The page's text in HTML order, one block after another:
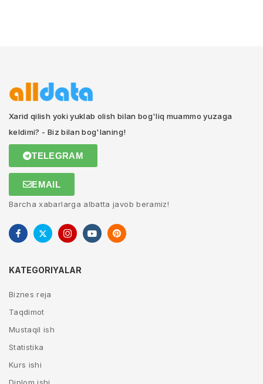
Xarid qilish yoki yuklab olish bilan bog'liq muammo yuzaga
keldimi? - Biz bilan bog'laning!
TELEGRAM
EMAIL
Barcha xabarlarga albatta javob beramiz!
KATEGORIYALAR
Biznes reja
Taqdimot
Mustaqil ish
Statistika
Kurs ishi